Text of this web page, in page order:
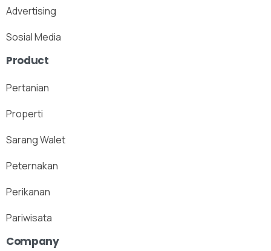
Advertising
Sosial Media
Product
Pertanian
Properti
Sarang Walet
Peternakan
Perikanan
Pariwisata
Company